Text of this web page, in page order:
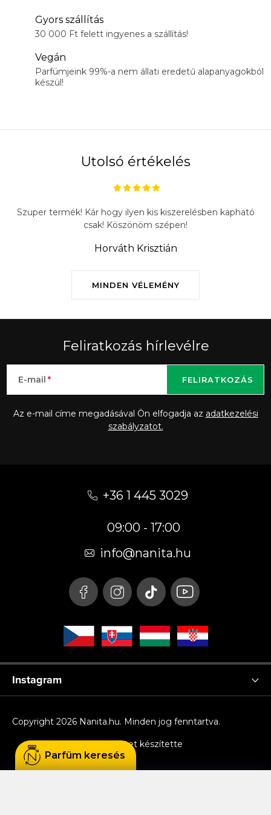
Gyors szállítás
30 000 Ft felett ingyenes a szállítás!
Vegán
Parfümjeink 99%-a nem állati eredetű alapanyagokból
készül!
Utolsó értékelés
MINDEN VÉLEMÉNY
Szuper termék! Kár hogy ilyen kis kiszerelésben kapható
csak! Köszönöm szépen!
Horváth Krisztián
Feliratkozás hírlevélre
E-mail
Az e-mail címe megadásával Ön elfogadja az adatkezelési
szabályzatot.
FELIRATKOZÁS
+36 1 445 3029
09:00 - 17:00
info@nanita.hu
Instagram
Shoptet készítette
Copyright 2026 Nanita.hu. Minden jog fenntartva.
Parfüm keresés